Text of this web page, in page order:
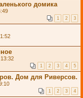
домика
1 2 3
1 2 3 4 5
Дом для Риверсов.
1 2 3 4